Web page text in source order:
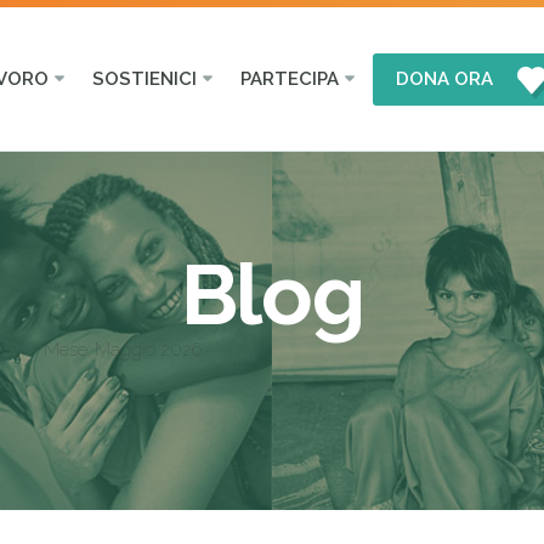
SOSTIENICI PARTECIPA DONA ORA
Blog
Mese: Maggio 2026